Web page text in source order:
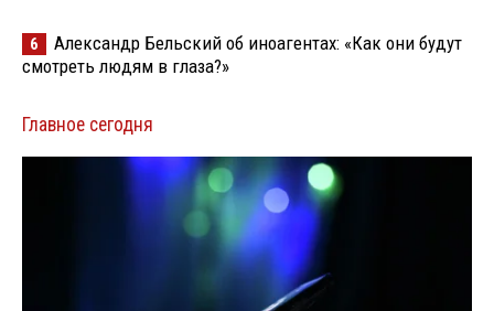
6
Александр Бельский об иноагентах: «Как они будут
смотреть людям в глаза?»
Главное сегодня